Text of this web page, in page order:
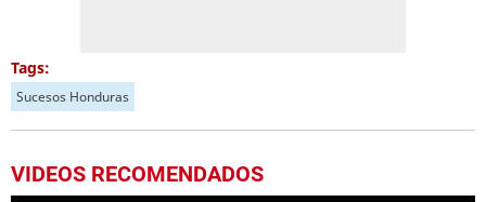
Tags:
Sucesos Honduras
VIDEOS RECOMENDADOS